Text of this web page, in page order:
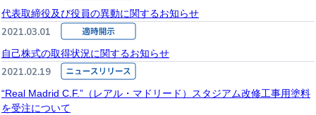
代表取締役及び役員の異動に関するお知らせ
2021.03.01
自己株式の取得状況に関するお知らせ
2021.02.19
“Real Madrid C.F.”（レアル・マドリード）スタジアム改修工事用塗料
を受注について